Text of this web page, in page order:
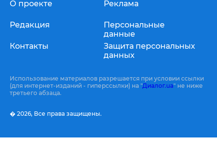
О проекте
Редакция
Контакты
Реклама
Персональные
данные
Защита персональных
данных
Использование материалов разрешается при условии ссылки
(для интернет-изданий - гиперссылки) на "Диалог.ua" не ниже
третьего абзаца.
� 2026, Все права защищены.